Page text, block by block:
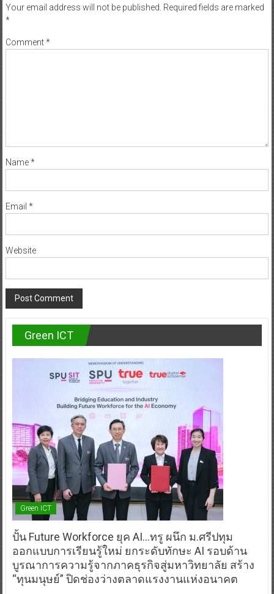
Your email address will not be published. Required fields are marked
*
Comment*
Name*
Email *
Website
Green ICT
Green ICT
ปั้น Future Workforce ยุค AI…ทรู ผนึก ม.ศรีปทุม
ออกแบบการเรียนรู้ใหม่ ยกระดับทักษะ AI รอบด้าน
บูรณาการความรู้จากภาคธุรกิจสู่มหาวิทยาลัย สร้าง
“ทุนมนุษย์” ปิดช่องว่างตลาดแรงงานแห่งอนาคต